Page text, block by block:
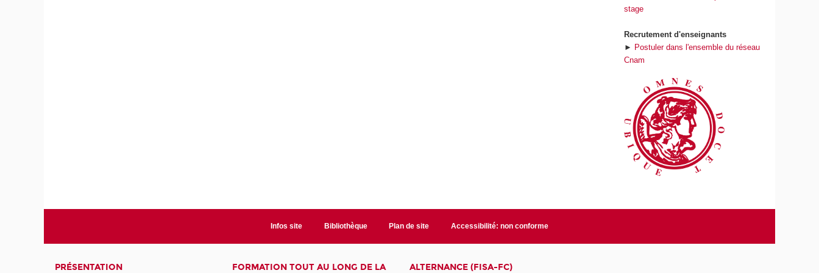
stage
Recrutement d'enseignants
► Postuler dans l'ensemble du réseau
Cnam
Infos site Bibliothèque Plan de site Accessibilité: non conforme
PRÉSENTATION FORMATION TOUT AU LONG DE LA ALTERNANCE (FISA-FC)